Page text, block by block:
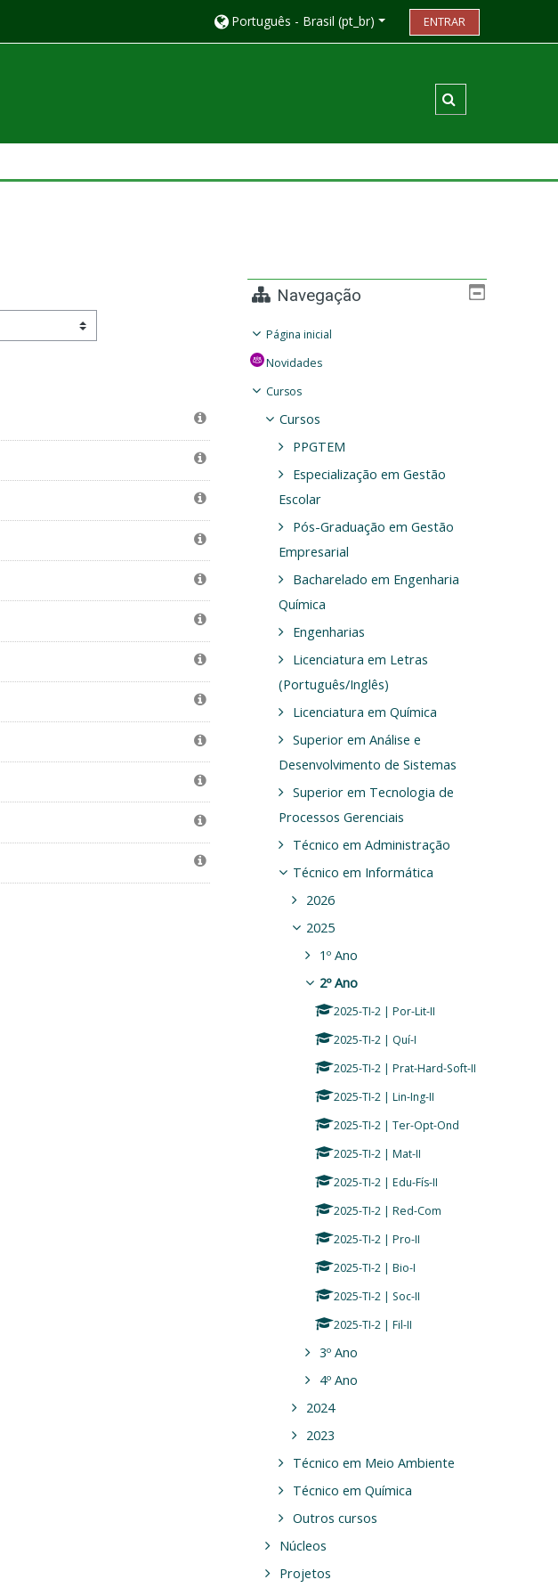
Português - Brasil ‎(pt_br)‎ ENTRAR
Navegação
Página inicial
Novidades
Cursos
Cursos
PPGTEM
Especialização em Gestão
Escolar
Pós-Graduação em Gestão
Empresarial
Bacharelado em Engenharia
Química
Engenharias
Licenciatura em Letras
(Português/Inglês)
Licenciatura em Química
Superior em Análise e
Desenvolvimento de Sistemas
Superior em Tecnologia de
Processos Gerenciais
Técnico em Administração
Técnico em Informática
2026
2025
1º Ano
2º Ano
2025-TI-2 | Por-Lit-II
2025-TI-2 | Quí-I
2025-TI-2 | Prat-Hard-Soft-II
2025-TI-2 | Lin-Ing-II
2025-TI-2 | Ter-Opt-Ond
2025-TI-2 | Mat-II
2025-TI-2 | Edu-Fís-II
2025-TI-2 | Red-Com
2025-TI-2 | Pro-II
2025-TI-2 | Bio-I
2025-TI-2 | Soc-II
2025-TI-2 | Fil-II
3º Ano
4º Ano
2024
2023
Técnico em Meio Ambiente
Técnico em Química
Outros cursos
Núcleos
Projetos